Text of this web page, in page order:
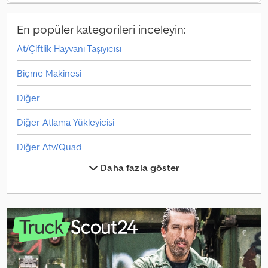
En popüler kategorileri inceleyin:
At/Çiftlik Hayvanı Taşıyıcısı
Biçme Makinesi
Diğer
Diğer Atlama Yükleyicisi
Diğer Atv/Quad
Diğer Diğer
Diğer Diğer Cihazlar
Diğer Diğer Özel Yapılar
Daha fazla göster